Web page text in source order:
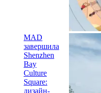
MAD
завершила
Shenzhen
Bay
Culture
Square:
дизайн-